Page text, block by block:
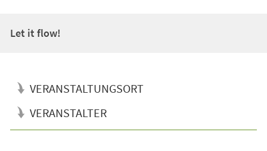
Let it flow!
VERANSTALTUNGSORT
VERANSTALTER